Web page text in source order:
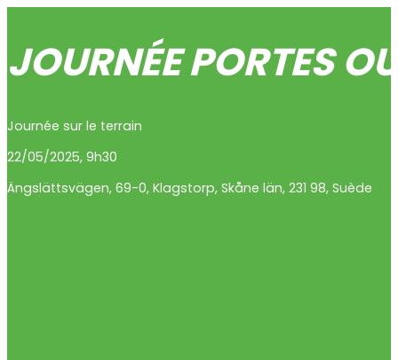
JOURNÉE PORTES
Journée sur le terrain
22/05/2025, 9h30
Ängslättsvägen, 69-0, Klagstorp, Skåne län, 231 98, Suède